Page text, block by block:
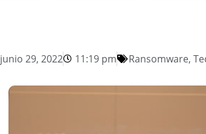
junio 29, 2022 11:19 pm Ransomware,